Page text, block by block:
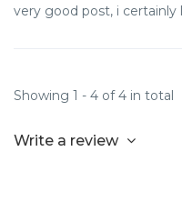
very good post, i
Showing 1 - 4 of 4 in total
Write a review